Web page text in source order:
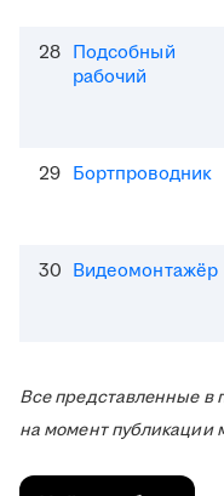
28 Подсобный
рабочий
29 Бортпроводник
30 Видеомонтажёр
Все представленные в
на момент публикации